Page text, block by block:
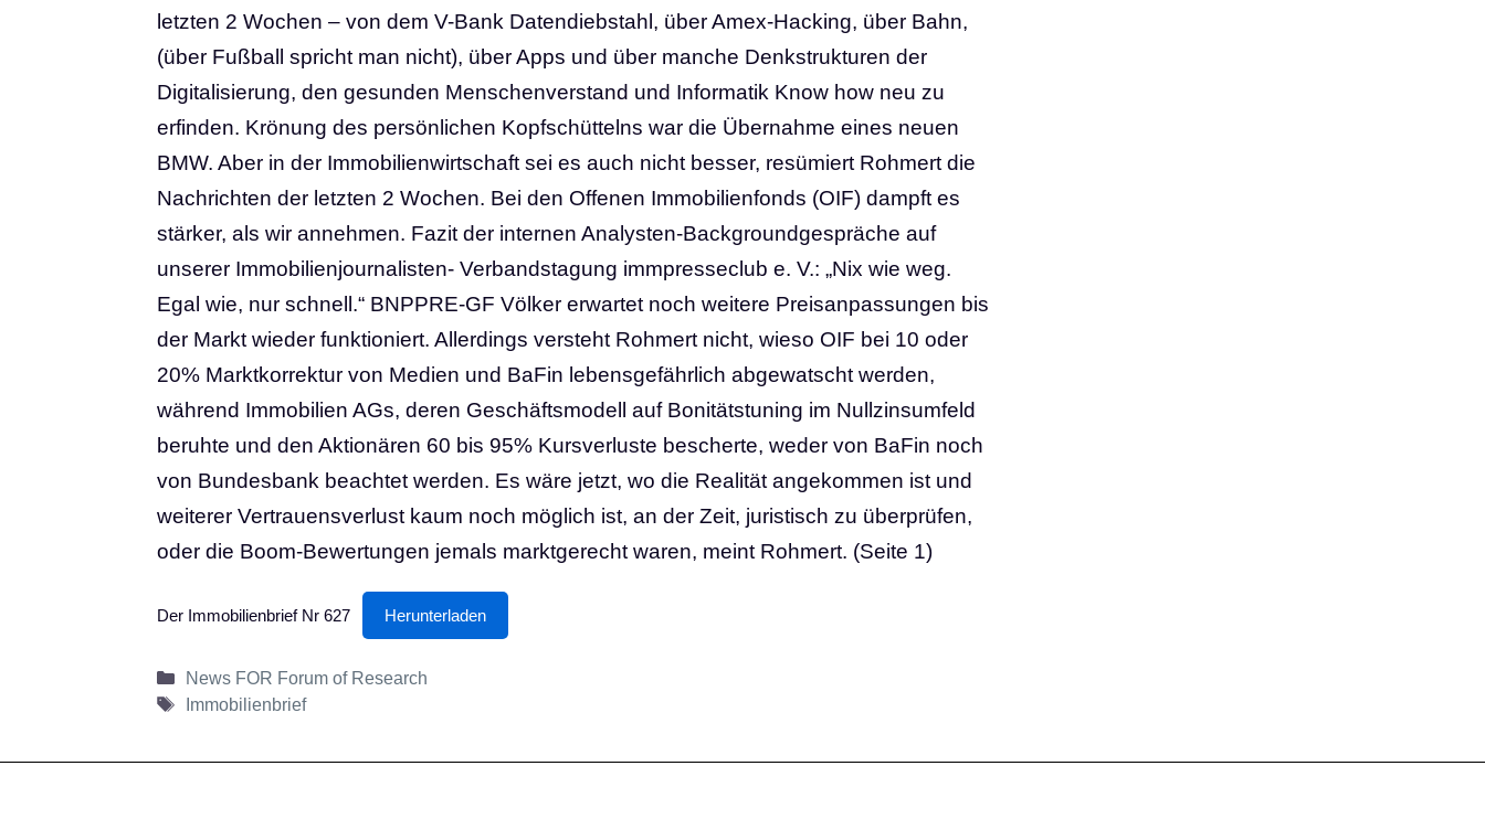
letzten 2 Wochen – von dem V-Bank Datendiebstahl, über Amex-Hacking, über Bahn,
(über Fußball spricht man nicht), über Apps und über manche Denkstrukturen der
Digitalisierung, den gesunden Menschenverstand und Informatik Know how neu zu
erfinden. Krönung des persönlichen Kopfschüttelns war die Übernahme eines neuen
BMW. Aber in der Immobilienwirtschaft sei es auch nicht besser, resümiert Rohmert die
Nachrichten der letzten 2 Wochen. Bei den Offenen Immobilienfonds (OIF) dampft es
stärker, als wir annehmen. Fazit der internen Analysten-Backgroundgespräche auf
unserer Immobilienjournalisten- Verbandstagung immpresseclub e. V.: „Nix wie weg.
Egal wie, nur schnell.“ BNPPRE-GF Völker erwartet noch weitere Preisanpassungen bis
der Markt wieder funktioniert. Allerdings versteht Rohmert nicht, wieso OIF bei 10 oder
20% Marktkorrektur von Medien und BaFin lebensgefährlich abgewatscht werden,
während Immobilien AGs, deren Geschäftsmodell auf Bonitätstuning im Nullzinsumfeld
beruhte und den Aktionären 60 bis 95% Kursverluste bescherte, weder von BaFin noch
von Bundesbank beachtet werden. Es wäre jetzt, wo die Realität angekommen ist und
weiterer Vertrauensverlust kaum noch möglich ist, an der Zeit, juristisch zu überprüfen,
oder die Boom-Bewertungen jemals marktgerecht waren, meint Rohmert. (Seite 1)
Der Immobilienbrief Nr 627 Herunterladen
Kategorien
News FOR Forum of Research
Schlagwörter
Immobilienbrief